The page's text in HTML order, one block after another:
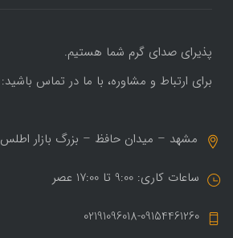
پذیرای صدای گرم شما هستیم.
برای ارتباط و مشاوره، با ما در تماس باشید:
مشهد – میدان حافظ – بزرگ بازار اطلس
ساعات کاری: 9:00 تا 17:00 عصر
02191096018-09154461260